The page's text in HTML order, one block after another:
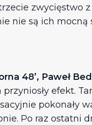
zwycięstwo
nie są ich
48’, Paweł
efekt.
pokonały
Po raz ostatni